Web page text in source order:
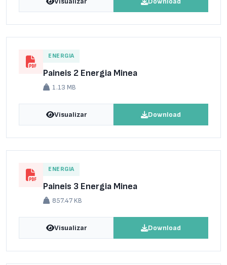
ENERGIA
Paineis 2 Energia Minea
1.13 MB
Visualizar Download
ENERGIA
Paineis 3 Energia Minea
857.47 KB
Visualizar Download